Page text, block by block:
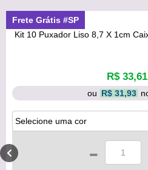
Kit 10 Puxador Liso 8,7 X 1cm
R$ 33,61
ou R$ 31,93
-
Frete Grátis #SP